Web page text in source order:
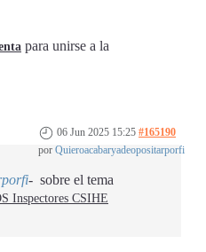
para unirse a la
06 Jun 2025 15:25 #165190
por Quieroacabaryadeopositarporfi
sobre el tema
Inspectores CSIHE